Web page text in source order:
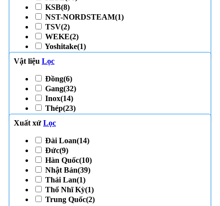
KSB(8)
NST-NORDSTEAM(1)
TSV(2)
WEKE(2)
Yoshitake(1)
Vật liệu Lọc
Đồng(6)
Gang(32)
Inox(14)
Thép(23)
Xuất xứ Lọc
Đài Loan(14)
Đức(9)
Hàn Quốc(10)
Nhật Bản(39)
Thái Lan(1)
Thổ Nhĩ Kỳ(1)
Trung Quốc(2)